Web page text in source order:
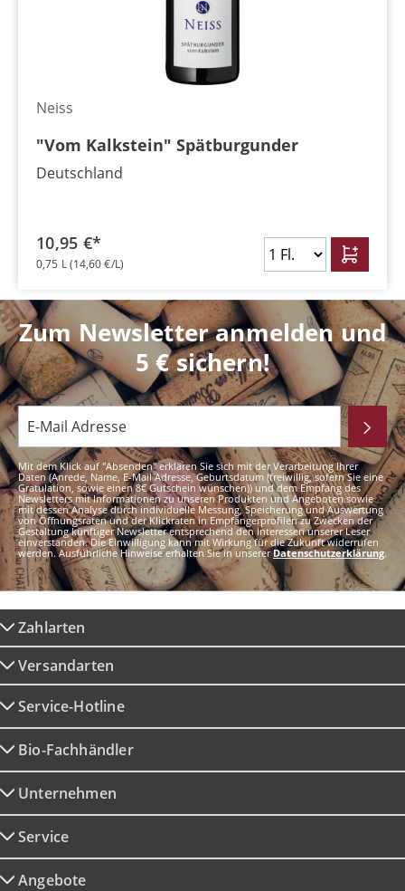
Neiss
"Vom Kalkstein" Spätburgunder
Deutschland
10,95 €*
0,75 L(14,60 €/L)
Zum Newsletter anmelden und
5 € sichern!
Mit dem Klick auf "Absenden" erklären Sie sich mit der Verarbeitung Ihrer
Daten (Anrede, Name, E-Mail Adresse, Geburtsdatum (freiwillig, sofern Sie eine
Gratulation, sowie einen 8€ Gutschein wünschen)) und dem Empfang des
Newsletters mit Informationen zu unseren Produkten und Angeboten sowie
mit dessen Analyse durch individuelle Messung, Speicherung und Auswertung
von Öffnungsraten und der Klickraten in Empfängerprofilen zu Zwecken der
Gestaltung künftiger Newsletter entsprechend den Interessen unserer Leser
einverstanden. Die Einwilligung kann mit Wirkung für die Zukunft widerrufen
werden. Ausführliche Hinweise erhalten Sie in unsererDatenschutzerklärung.
Zahlarten
Versandarten
Service-Hotline
Bio-Fachhändler
Unternehmen
Service
Angebote